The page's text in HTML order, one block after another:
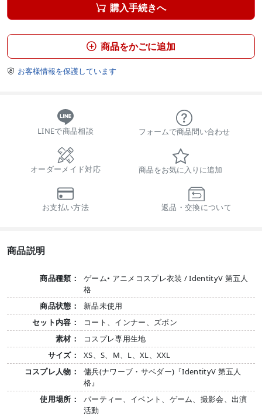
 購入手続きへ
 商品をかごに追加
 お客様情報を保護しています
LINEで商品相談 フォームで商品問い合わせ
オーダーメイド対応 商品をお気に入りに追加
お支払い方法 返品・交換について
商品説明
商品種類：
ゲーム• アニメコスプレ衣装 / IdentityV 第五人
格
商品状態：
新品未使用
セット内容：
コート、インナー、ズボン
素材：
コスプレ専用生地
サイズ：
XS、S、M、L、XL、XXL
コスプレ人物：
傭兵(ナワーブ・サベダー)『IdentityV 第五人
格』
使用場所：
パーティー、イベント、ゲーム、撮影会、出演
活動